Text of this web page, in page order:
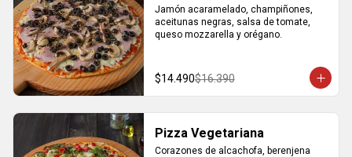
Jamón acaramelado, champiñones,
aceitunas negras, salsa de tomate,
queso mozzarella y orégano.
$14.490$16.390
Pizza Vegetariana
Corazones de alcachofa, berenjena